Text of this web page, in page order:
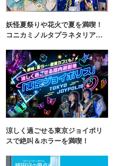
妖怪夏祭りや花火で夏を満喫！
コニカミノルタプラネタリア
涼しく過ごせる東京ジョイポリ
スで絶叫＆ホラーを満喫！